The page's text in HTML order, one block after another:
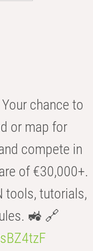
chance to
or map for
compete in
of €30,000+.
tools, tutorials,
🚜 🔗